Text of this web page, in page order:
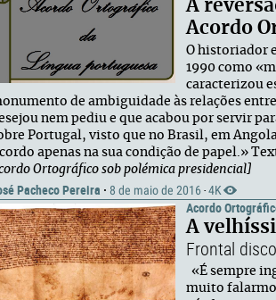
A
Acordo
O historiador
1990 como
caracterizou
de ambiguidade às relações
nem pediu e que acabou por servir
Portugal, visto que no Brasil, em
apenas na sua condição de papel.»
Ortográfico sob polémica presidencial]
Pacheco Pereira · 8 de maio de 2016 · 4K
Acordo
A
Frontal
«É sempre
muito